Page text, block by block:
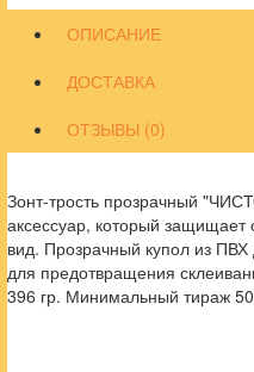
ОПИСАНИЕ
ДОСТАВКА
ОТЗЫВЫ (0)
Зонт-трость прозрачный
аксессуар, который
вид. Прозрачный купол из
для предотвращения
396 гр. Минимальный тираж